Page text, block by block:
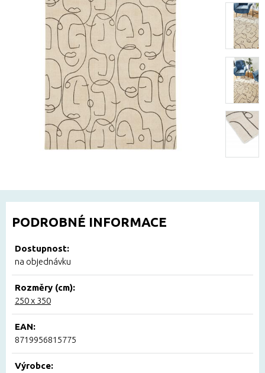
PODROBNÉ INFORMACE
Dostupnost:
na objednávku
Rozměry (cm):
250 x 350
EAN:
8719956815775
Výrobce: